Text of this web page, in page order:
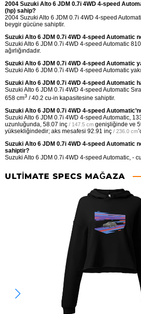
2004 Suzuki Alto 6 JDM 0.7i 4WD 4-speed
(hp) sahip?
2004 Suzuki Alto 6 JDM 0.7i 4WD 4-speed
beygir gücüne sahiptir.
Suzuki Alto 6 JDM 0.7i 4WD 4-speed Automatic
Suzuki Alto 6 JDM 0.7i 4WD 4-speed Automatic
ağırlığındadır.
Suzuki Alto 6 JDM 0.7i 4WD 4-speed Automatic
Suzuki Alto 6 JDM 0.7i 4WD 4-speed Automatic
Suzuki Alto 6 JDM 0.7i 4WD 4-speed Automatic
Suzuki Alto 6 JDM 0.7i 4WD 4-speed Automatic
658 cm3 / 40.2 cu-in kapasitesine sahiptir.
Suzuki Alto 6 JDM 0.7i 4WD 4-speed
Suzuki Alto 6 JDM 0.7i 4WD 4-speed Automatic,
uzunluğunda, 58.07 inç / 147.5 cm genişliğinde ve
yüksekliğindedir; aks mesafesi 92.91 inç / 236.0 cm
Suzuki Alto 6 JDM 0.7i 4WD 4-speed Automatic
sahiptir?
Suzuki Alto 6 JDM 0.7i 4WD 4-speed Automatic, -
ULTIMATE SPECS MAĞAZA